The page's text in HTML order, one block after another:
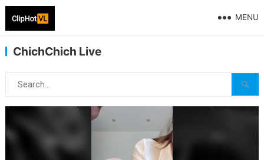
MENU
ChichChich Live